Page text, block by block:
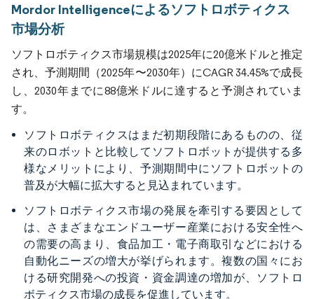
Mordor Intelligenceによるソフトロボティクス
市場分析
ソフトロボティクス市場規模は2025年に20億米ドルと推定
され、予測期間（2025年〜2030年）にCAGR 34.45%で成長
し、2030年までに88億米ドルに達すると予測されていま
す。
ソフトロボティクスはまだ初期段階にあるものの、従
来のロボットと比較してソフトロボットが提供する多
様なメリットにより、予測期間中にソフトロボットの
普及が大幅に拡大すると見込まれています。
ソフトロボティクス市場の発展を牽引する要因として
は、さまざまなエンドユーザー産業における安全性へ
の需要の高まり、食品加工・電子商取引などにおける
自動化ニーズの増大が挙げられます。複数の国々にお
ける研究開発への投資・資金調達の増加が、ソフトロ
ボティクス市場の成長を促進しています。